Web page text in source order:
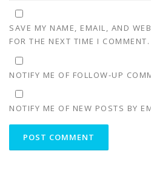
SAVE MY NAME, EMAIL, AND
FOR THE NEXT TIME I COMMENT.
NOTIFY ME OF FOLLOW-UP
NOTIFY ME OF NEW POSTS BY